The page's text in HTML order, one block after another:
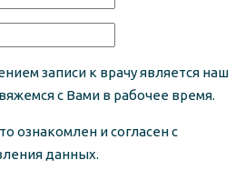
записи к врачу является наш
с Вами в рабочее время.
ознакомлен и согласен с
данных.